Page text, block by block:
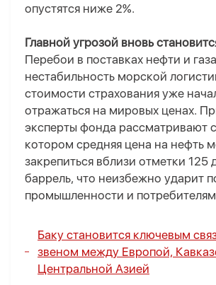
опустятся ниже 2%.
Главной угрозой вновь
Перебои в поставках нефти и
нестабильность морской
стоимости страхования уже
отражаться на мировых ценах.
эксперты фонда рассматривают
котором средняя цена на нефть
закрепиться вблизи отметки 125
баррель, что неизбежно ударит
промышленности и
Баку становится ключевым
звеном между Европой,
Центральной Азией